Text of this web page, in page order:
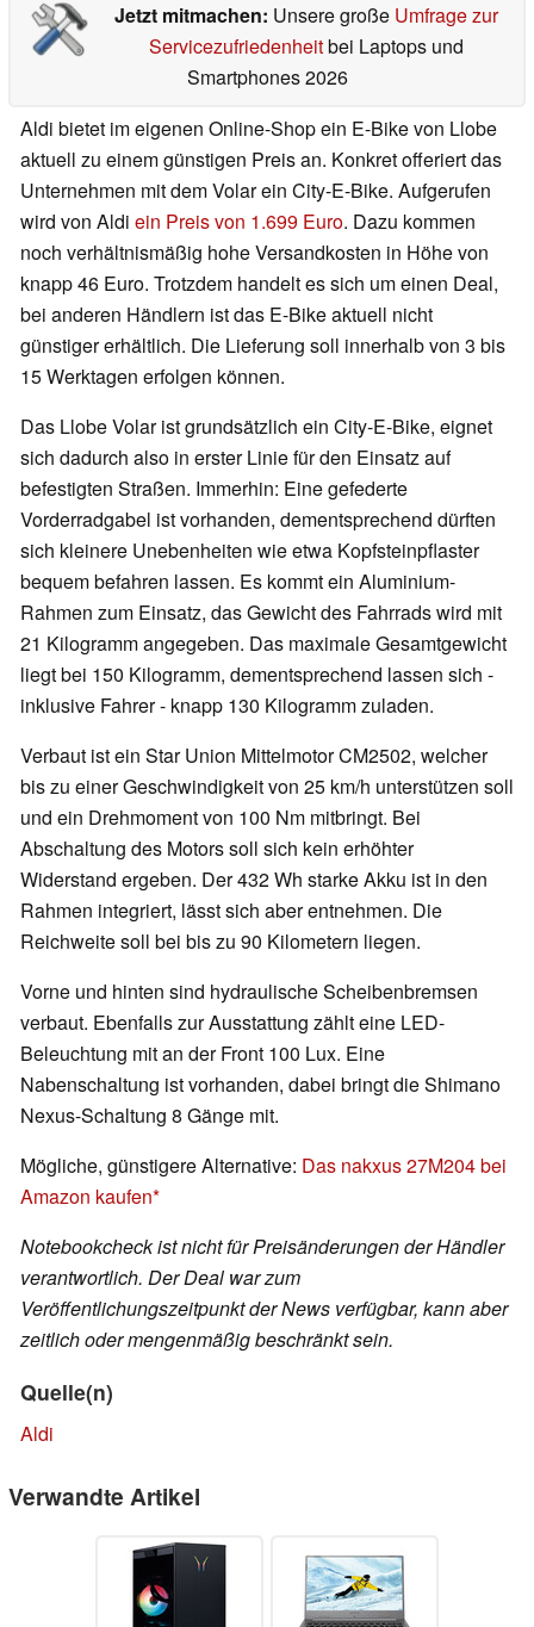
Jetzt mitmachen: Unsere große Umfrage zur
Servicezufriedenheitbei Laptops und
Smartphones 2026
Aldi bietet im eigenen Online-Shop ein E-Bike von Llobe
aktuell zu einem günstigen Preis an. Konkret offeriert das
Unternehmen mit dem Volar ein City-E-Bike. Aufgerufen
wird von Aldi ein Preis von 1.699 Euro. Dazu kommen
noch verhältnismäßig hohe Versandkosten in Höhe von
knapp 46 Euro. Trotzdem handelt es sich um einen Deal,
bei anderen Händlern ist das E-Bike aktuell nicht
günstiger erhältlich. Die Lieferung soll innerhalb von 3 bis
15 Werktagen erfolgen können.
Das Llobe Volar ist grundsätzlich ein City-E-Bike, eignet
sich dadurch also in erster Linie für den Einsatz auf
befestigten Straßen. Immerhin: Eine gefederte
Vorderradgabel ist vorhanden, dementsprechend dürften
sich kleinere Unebenheiten wie etwa Kopfsteinpflaster
bequem befahren lassen. Es kommt ein Aluminium-
Rahmen zum Einsatz, das Gewicht des Fahrrads wird mit
21 Kilogramm angegeben. Das maximale Gesamtgewicht
liegt bei 150 Kilogramm, dementsprechend lassen sich -
inklusive Fahrer - knapp 130 Kilogramm zuladen.
Verbaut ist ein Star Union Mittelmotor CM2502, welcher
bis zu einer Geschwindigkeit von 25 km/h unterstützen soll
und ein Drehmoment von 100 Nm mitbringt. Bei
Abschaltung des Motors soll sich kein erhöhter
Widerstand ergeben. Der 432 Wh starke Akku ist in den
Rahmen integriert, lässt sich aber entnehmen. Die
Reichweite soll bei bis zu 90 Kilometern liegen.
Vorne und hinten sind hydraulische Scheibenbremsen
verbaut. Ebenfalls zur Ausstattung zählt eine LED-
Beleuchtung mit an der Front 100 Lux. Eine
Nabenschaltung ist vorhanden, dabei bringt die Shimano
Nexus-Schaltung 8 Gänge mit.
Mögliche, günstigere Alternative: Das nakxus 27M204 bei
Amazon kaufen
Notebookcheck ist nicht für Preisänderungen der Händler
verantwortlich. Der Deal war zum
Veröffentlichungszeitpunkt der News verfügbar, kann aber
zeitlich oder mengenmäßig beschränkt sein.
Quelle(n)
Aldi
Verwandte Artikel